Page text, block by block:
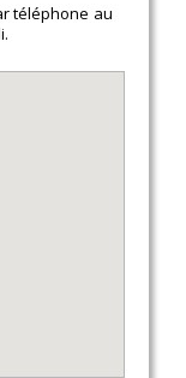
téléphone au